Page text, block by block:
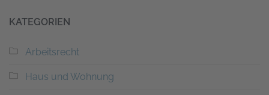
KATEGORIEN
Arbeitsrecht
Haus und Wohnung